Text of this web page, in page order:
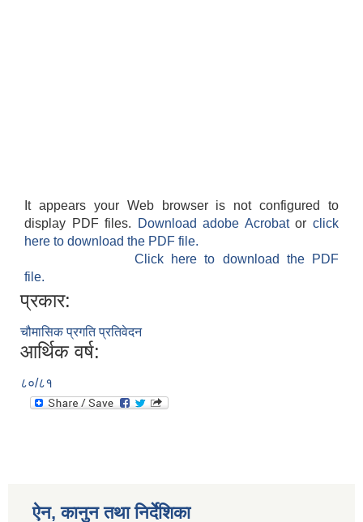
It appears your Web browser is not configured to
display PDF files.
Download adobe Acrobatorclick
here to download the PDF file.
Click here to download the PDF
file.
प्रकार:
चौमासिक प्रगति प्रतिवेदन
आर्थिक वर्ष:
८०/८१
ऐन, कानुन तथा निर्देशिका